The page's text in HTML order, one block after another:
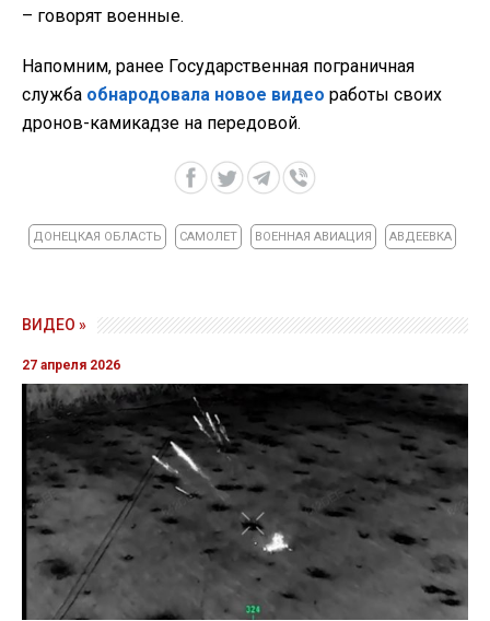
– говорят военные.
Напомним, ранее Государственная пограничная
служба обнародовала новое видео работы своих
дронов-камикадзе на передовой.
ДОНЕЦКАЯ ОБЛАСТЬ САМОЛЕТ ВОЕННАЯ АВИАЦИЯ АВДЕЕВКА
ВИДЕО »
27 апреля 2026